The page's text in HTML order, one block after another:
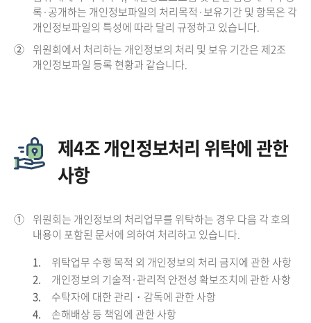
록·공개하는 개인정보파일의 처리목적·보유기간 및 항목은 각
개인정보파일의 특성에 따라 달리 규정하고 있습니다.
② 위원회에서 처리하는 개인정보의 처리 및 보유 기간은 제2조
개인정보파일 등록 현황과 같습니다.
제4조 개인정보처리 위탁에 관한
사항
① 위원회는 개인정보의 처리업무를 위탁하는 경우 다음 각 호의
내용이 포함된 문서에 의하여 처리하고 있습니다.
1.
위탁업무 수행 목적 외 개인정보의 처리 금지에 관한 사항
2.
개인정보의 기술적·관리적 안전성 확보조치에 관한 사항
3.
수탁자에 대한 관리・감독에 관한 사항
4.
손해배상 등 책임에 관한 사항